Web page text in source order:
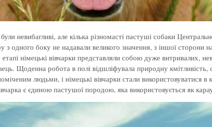
невибагливі, але кілька різномасті пастуші собаки
одного боку не надавали великого значення, з іншої сторони
німецькі вівчарки представляли собою дуже витривалих,
Щоденна робота в полі відшліфувала природну кмітливість,
людьми, і німецькі вівчарки стали використовуватися
є єдиною пастушої породою, яка використовується як